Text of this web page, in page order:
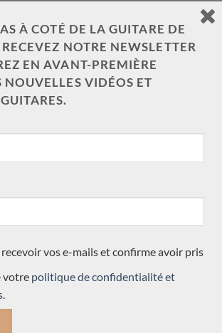
75
Gomes Modèle
Hauser No 205
À COTÉ DE LA GUITARE DE
NOTRE NEWSLETTER
EN AVANT-PREMIÈRE
NOUVELLES VIDÉOS ET
recevoir vos e-mails et confirme avoir pris
votre politique de confidentialité et